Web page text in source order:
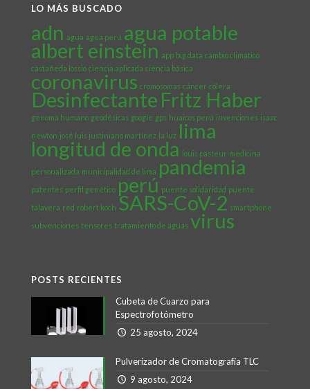
LO MÁS BUSCADO
adn agua agua perú agua potable
albert einstein app big data cambio climático
castañeda lossio ciencia aplicada ciencia básica
coronavirus cromosomas cáncer cólera
Desinfectante Fritz Haber
genoma humano geodésicas google gps huaicos perú invenciones isaac
newton josé luis justiniano martínez la luz lima
longitud de onda louis pasteur medicina
personalizada municipalidad de lima pandemia
patentes perfil genético perú puente solidaridad puente
talavera red robert koch SARS-CoV-2 smartphone
subvenciones tensores tratamiento de aguas virus
POSTS RECIENTES
Cubeta de Cuarzo para
Espectrofotómetro
25 agosto, 2024
Pulverizador de Cromatografía TLC
9 agosto, 2024